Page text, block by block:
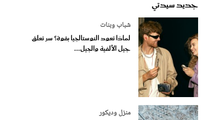
جديد سيدتي
شباب وبنات
لماذا تعود النوستالجيا بقوة؟ سر تعلق
جيل الألفية والجيل...
منزل وديكور